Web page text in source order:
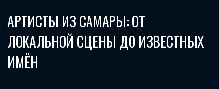
АРТИСТЫ ИЗ САМАРЫ: ОТ
ЛОКАЛЬНОЙ СЦЕНЫ ДО ИЗВЕСТНЫХ
ИМЁН